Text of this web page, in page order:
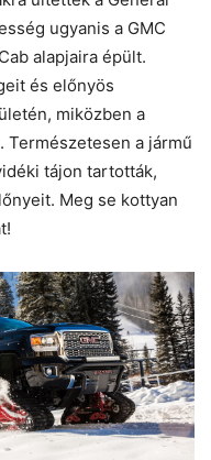
ugyanis a GMC
alapjaira épült.
és előnyös
miközben a
a jármű
tájon tartották,
Meg se kottyan